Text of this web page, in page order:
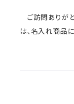
ご訪問ありがと
は、名入れ商品